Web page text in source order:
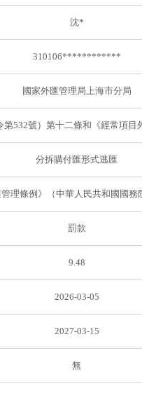
沈*
310106************
國家外匯管理局上海市分局
532號）第十二條和《經常項
分拆購付匯形式逃匯
管理條例》（中華人民共和國國
罰款
9.48
2026-03-05
2027-03-15
無